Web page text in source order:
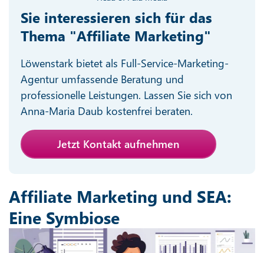
Sie interessieren sich für das
Thema "Affiliate Marketing"
Löwenstark bietet als Full-Service-Marketing-
Agentur umfassende Beratung und
professionelle Leistungen. Lassen Sie sich von
Anna-Maria Daub kostenfrei beraten.
Jetzt Kontakt aufnehmen
Affiliate Marketing und SEA:
Eine Symbiose